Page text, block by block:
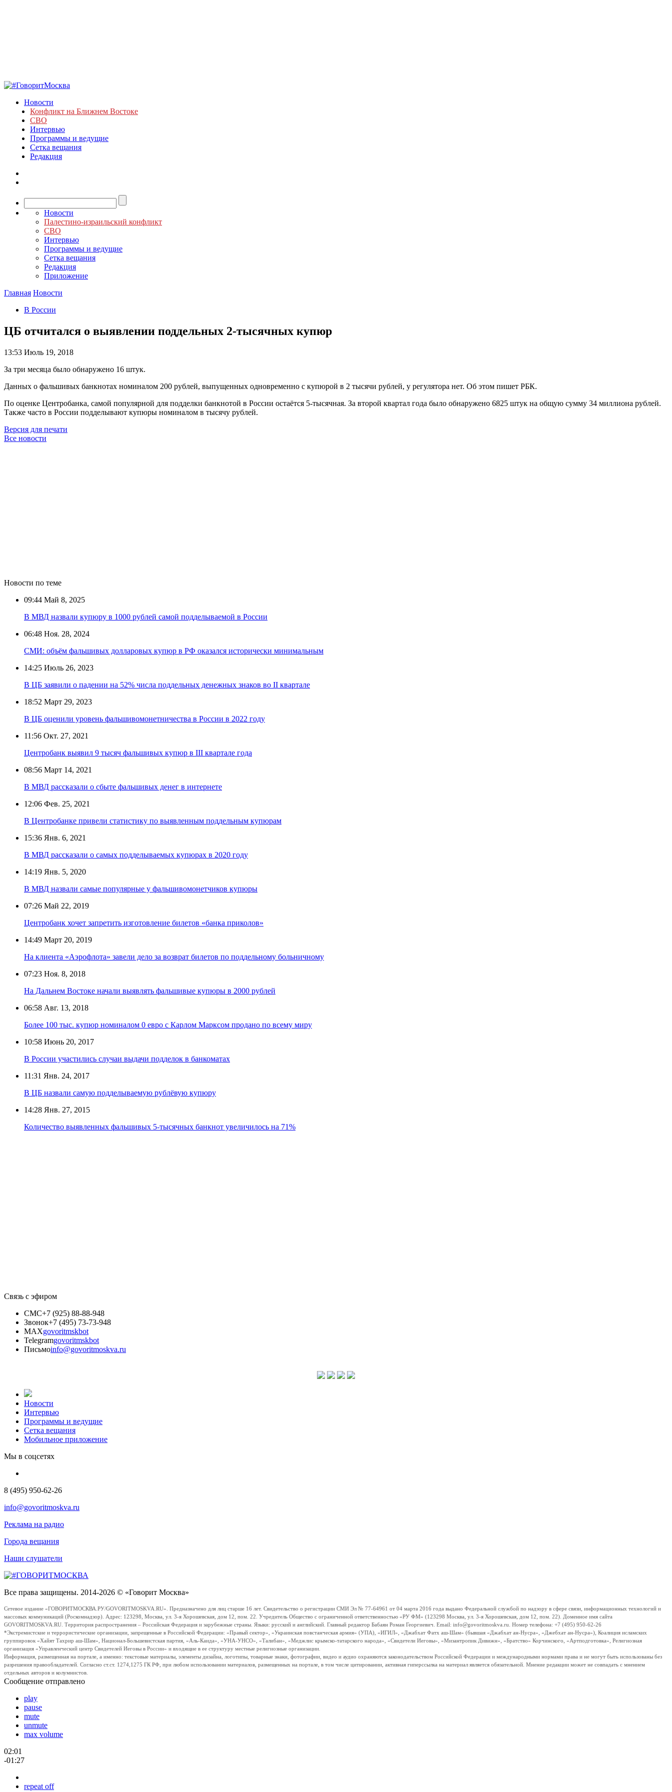
Новости
Конфликт на Ближнем Востоке
СВО
Интервью
Программы и ведущие
Сетка вещания
Редакция
Новости
Палестино-израильский конфликт
СВО
Интервью
Программы и ведущие
Сетка вещания
Редакция
Приложение
Главная Новости
В России
ЦБ отчитался о выявлении поддельных 2-тысячных купюр
13:53 Июль 19, 2018
За три месяца было обнаружено 16 штук.
Данных о фальшивых банкнотах номиналом 200 рублей, выпущенных одновременно с купюрой в 2 тысячи рублей, у регулятора нет. Об этом пишет РБК.
По оценке Центробанка, самой популярной для подделки банкнотой в России остаётся 5-тысячная. За второй квартал года было обнаружено 6825 штук на общую сумму 34 миллиона рублей.
Также часто в России подделывают купюры номиналом в тысячу рублей.
Версия для печати
Все новости
Новости по теме
09:44 Май 8, 2025
В МВД назвали купюру в 1000 рублей самой подделываемой в России
06:48 Ноя. 28, 2024
СМИ: объём фальшивых долларовых купюр в РФ оказался исторически минимальным
14:25 Июль 26, 2023
В ЦБ заявили о падении на 52% числа поддельных денежных знаков во II квартале
18:52 Март 29, 2023
В ЦБ оценили уровень фальшивомонетничества в России в 2022 году
11:56 Окт. 27, 2021
Центробанк выявил 9 тысяч фальшивых купюр в III квартале года
08:56 Март 14, 2021
В МВД рассказали о сбыте фальшивых денег в интернете
12:06 Фев. 25, 2021
В Центробанке привели статистику по выявленным поддельным купюрам
15:36 Янв. 6, 2021
В МВД рассказали о самых подделываемых купюрах в 2020 году
14:19 Янв. 5, 2020
В МВД назвали самые популярные у фальшивомонетчиков купюры
07:26 Май 22, 2019
Центробанк хочет запретить изготовление билетов «банка приколов»
14:49 Март 20, 2019
На клиента «Аэрофлота» завели дело за возврат билетов по поддельному больничному
07:23 Ноя. 8, 2018
На Дальнем Востоке начали выявлять фальшивые купюры в 2000 рублей
06:58 Авг. 13, 2018
Более 100 тыс. купюр номиналом 0 евро с Карлом Марксом продано по всему миру
10:58 Июнь 20, 2017
В России участились случаи выдачи подделок в банкоматах
11:31 Янв. 24, 2017
В ЦБ назвали самую подделываемую рублёвую купюру
14:28 Янв. 27, 2015
Количество выявленных фальшивых 5-тысячных банкнот увеличилось на 71%
Связь с эфиром
СМС+7 (925) 88-88-948
Звонок+7 (495) 73-73-948
MAXgovoritmskbot
Telegramgovoritmskbot
Письмоinfo@govoritmoskva.ru
Новости
Интервью
Программы и ведущие
Сетка вещания
Мобильное приложение
Мы в соцсетях
8 (495) 950-62-26
info@govoritmoskva.ru
Реклама на радио
Города вещания
Наши слушатели
Все права защищены. 2014-2026 © «Говорит Москва»
Сетевое издание «ГОВОРИТМОСКВА.РУ/GOVORITMOSKVA.RU». Предназначено для лиц старше 16 лет. Свидетельство о регистрации СМИ Эл № 77-64961 от 04 марта 2016 года выдано Федеральной службой по надзору в сфере связи, информационных технологий и
массовых коммуникаций (Роскомнадзор). Адрес: 123298, Москва, ул. 3-я Хорошевская, дом 12, пом. 22. Учредитель Общество с ограниченной ответственностью «РУ ФМ» (123298 Москва, ул. 3-я Хорошевская, дом 12, пом. 22). Доменное имя сайта
GOVORITMOSKVA.RU. Территория распространения – Российская Федерация и зарубежные страны. Языки: русский и английский. Главный редактор Бабаян Роман Георгиевич. Email: info@govoritmoskva.ru. Номер телефона: +7 (495) 950-62-26
*Экстремистские и террористические организации, запрещенные в Российской Федерации: «Правый сектор», «Украинская повстанческая армия» (УПА), «ИГИЛ», «Джабхат Фатх аш-Шам» (бывшая «Джабхат ан-Нусра», «Джебхат ан-Нусра»), Коалиция исламских
группировок «Хайят Тахрир аш-Шам», Национал-Большевистская партия, «Аль-Каида», «УНА-УНСО», «Талибан», «Меджлис крымско-татарского народа», «Свидетели Иеговы», «Мизантропик Дивижн», «Братство» Корчинского, «Артподготовка», Религиозная
организация «Управленческий центр Свидетелей Иеговы в России» и входящие в ее структуру местные религиозные организации.
Информация, размещенная на портале, а именно: текстовые материалы, элементы дизайна, логотипы, товарные знаки, фотографии, видео и аудио охраняются законодательством Российской Федерации и международными нормами права и не могут быть использованы без
разрешения правообладателей. Согласно ст.ст. 1274,1275 ГК РФ, при любом использовании материалов, размещенных на портале, в том числе цитировании, активная гиперссылка на материал является обязательной. Мнение редакции может не совпадать с мнением
отдельных авторов и колумнистов.
Сообщение отправлено
play
pause
mute
unmute
max volume
02:01
-01:27
repeat off